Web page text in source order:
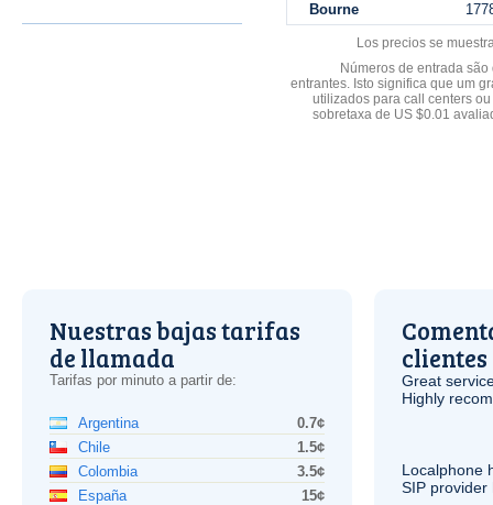
Bourne
Los precios se
Números de entrada
entrantes. Isto significa que um
utilizados para call centers
sobretaxa de US $0.01
Nuestras bajas tarifas
de llamada
Tarifas por minuto a partir de:
Argentina
0.7¢
Chile
1.5¢
Colombia
3.5¢
España
15¢
clientes
Great
Highly
Localphone
SIP provider